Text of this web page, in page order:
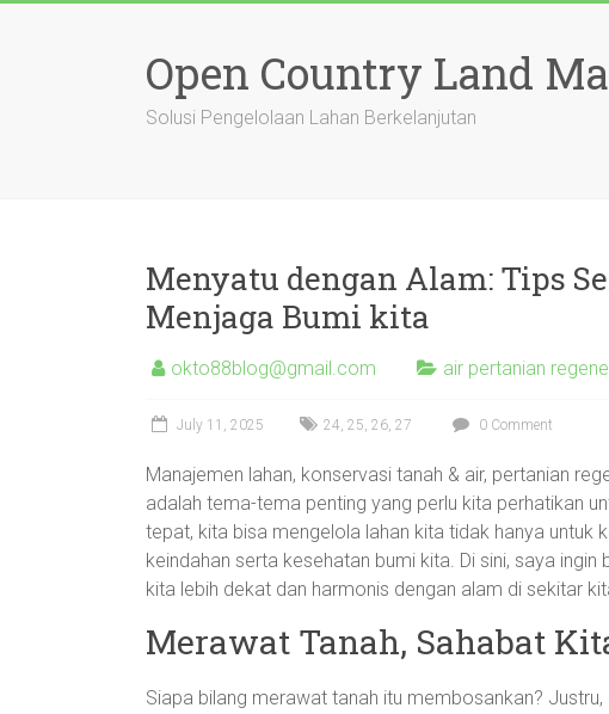
Open Country Land
Solusi Pengelolaan Lahan Berkelanjutan
Menyatu dengan Alam: Tips
Menjaga Bumi kita
okto88blog@gmail.com air pertanian
July 11, 2025 24, 25, 26, 27 0 Comment
Manajemen lahan, konservasi tanah & air, pertanian
adalah tema-tema penting yang perlu kita perhatikan
tepat, kita bisa mengelola lahan kita tidak hanya untuk
keindahan serta kesehatan bumi kita. Di sini, saya
kita lebih dekat dan harmonis dengan alam di sekitar
Merawat Tanah, Sahabat
Siapa bilang merawat tanah itu membosankan?